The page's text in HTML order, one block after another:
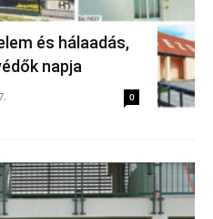
és hálaadás,
napja
0